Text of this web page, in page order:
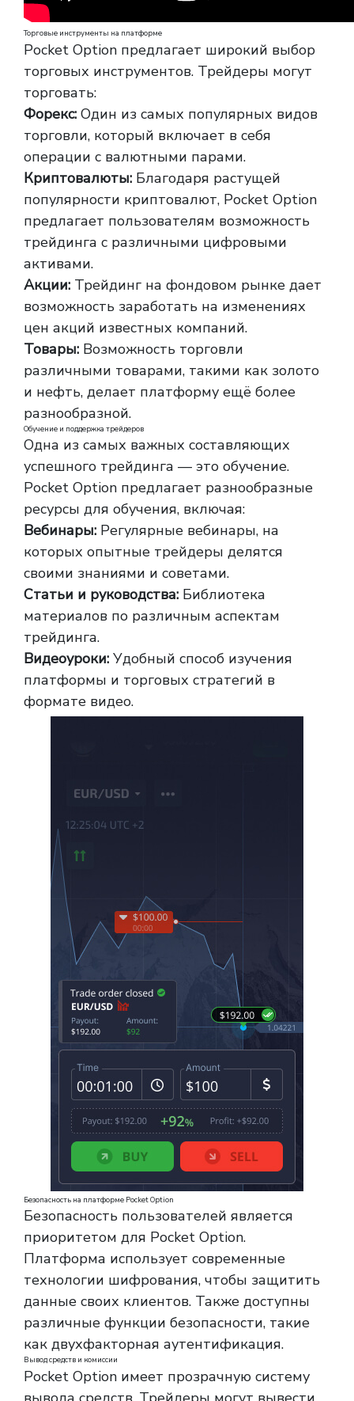
Торговые инструменты на платформе
Pocket Option предлагает широкий выбор
торговых инструментов. Трейдеры могут
торговать:
Форекс: Один из самых популярных видов
торговли, который включает в себя
операции с валютными парами.
Криптовалюты: Благодаря растущей
популярности криптовалют, Pocket Option
предлагает пользователям возможность
трейдинга с различными цифровыми
активами.
Акции: Трейдинг на фондовом рынке дает
возможность заработать на изменениях
цен акций известных компаний.
Товары: Возможность торговли
различными товарами, такими как золото
и нефть, делает платформу ещё более
разнообразной.
Обучение и поддержка трейдеров
Одна из самых важных составляющих
успешного трейдинга — это обучение.
Pocket Option предлагает разнообразные
ресурсы для обучения, включая:
Вебинары: Регулярные вебинары, на
которых опытные трейдеры делятся
своими знаниями и советами.
Статьи и руководства: Библиотека
материалов по различным аспектам
трейдинга.
Видеоуроки: Удобный способ изучения
платформы и торговых стратегий в
формате видео.
Безопасность на платформе Pocket Option
Безопасность пользователей является
приоритетом для Pocket Option.
Платформа использует современные
технологии шифрования, чтобы защитить
данные своих клиентов. Также доступны
различные функции безопасности, такие
как двухфакторная аутентификация.
Вывод средств и комиссии
Pocket Option имеет прозрачную систему